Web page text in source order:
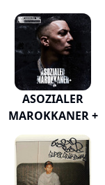
ASOZIALER
MAROKKANER +